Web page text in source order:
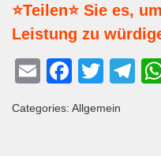
⭐Teilen⭐ Sie es,
Leistung zu
E
ail
F
c
T
tt
T
Categories: Allgemein